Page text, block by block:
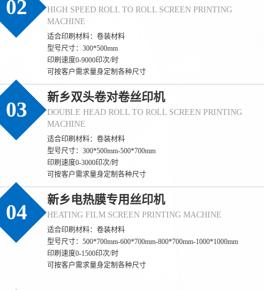
02
HIGH SPEED ROLL TO ROLL SCREEN PRINTING
MACHINE
适合印刷材料：卷装材料
型号尺寸：300*500mm
印刷速度0-9000印次/时
可按客户需求量身定制各种尺寸
03
新乡双头卷对卷丝印机
DOUBLE HEAD ROLL TO ROLL SCREEN PRINTING
MACHINE
适合印刷材料：卷装材料
型号尺寸：300*500mm-500*700mm
印刷速度0-3000印次/时
可按客户需求量身定制各种尺寸
04
新乡电热膜专用丝印机
HEATING FILM SCREEN PRINTING MACHINE
适合印刷材料：卷装材料
型号尺寸：500*700mm-600*700mm-800*700mm-1000*1000mm
印刷速度0-1500印次/时
可按客户需求量身定制各种尺寸
(新乡)丝印过程中如何保证标签的防伪效果
(新乡) 保证标签防伪效果一致性的核心，是**聚焦防伪特性（如光
变、荧光、微缩文字等）的全流程管控**，通过锁定防伪材料性